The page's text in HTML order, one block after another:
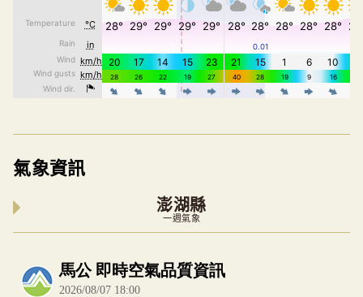
氣象資訊
澎湖縣
一週氣象
內嵌空氣品質小工具為視覺預覽，完整即時空